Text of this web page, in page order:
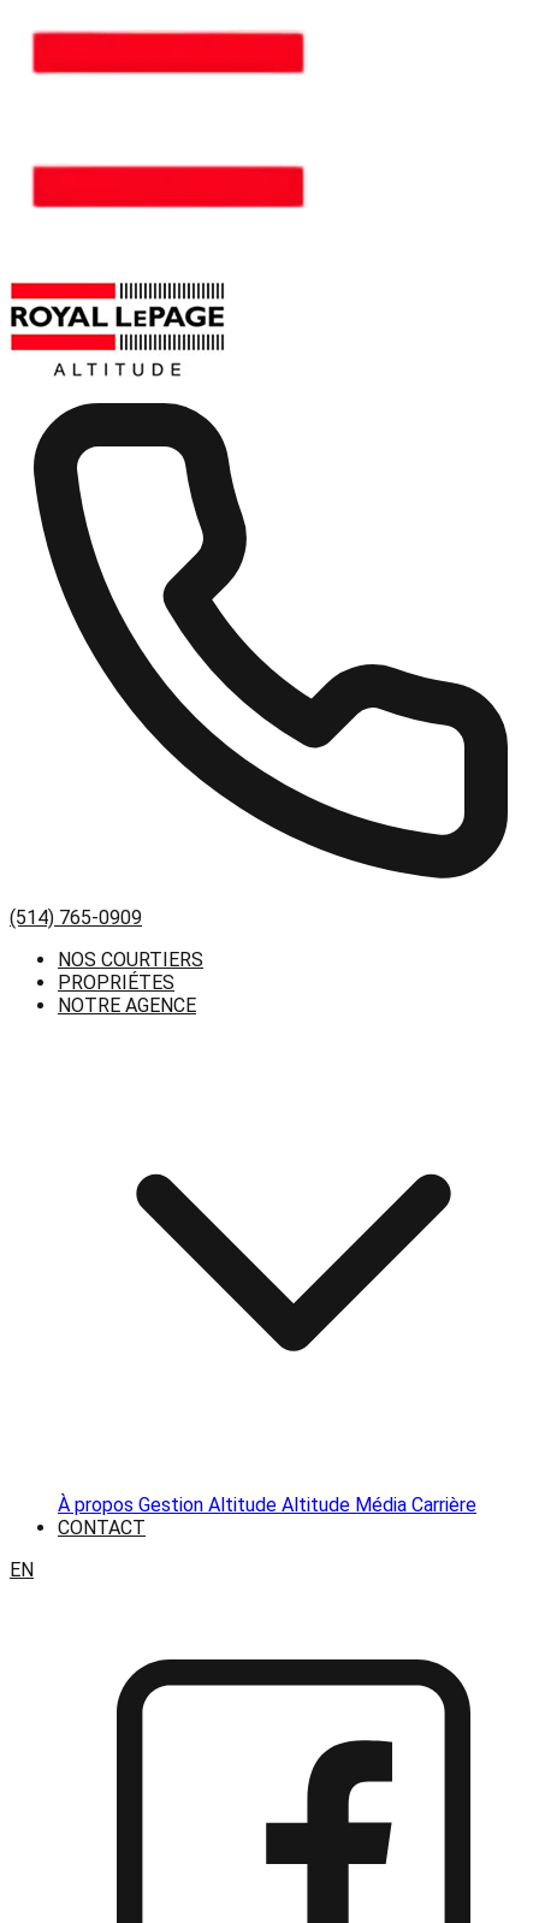
(514) 765-0909
NOS COURTIERS
PROPRIÉTES
NOTRE AGENCE
À propos Gestion Altitude Altitude Média Carrière
CONTACT
EN